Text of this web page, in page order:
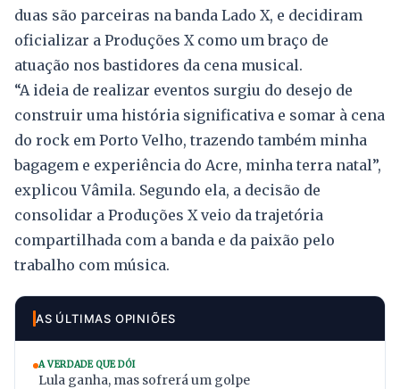
duas são parceiras na banda Lado X, e decidiram
oficializar a Produções X como um braço de
atuação nos bastidores da cena musical.
“A ideia de realizar eventos surgiu do desejo de
construir uma história significativa e somar à cena
do rock em Porto Velho, trazendo também minha
bagagem e experiência do Acre, minha terra natal”,
explicou Vâmila. Segundo ela, a decisão de
consolidar a Produções X veio da trajetória
compartilhada com a banda e da paixão pelo
trabalho com música.
AS ÚLTIMAS OPINIÕES
A VERDADE QUE DÓI
Lula ganha, mas sofrerá um golpe